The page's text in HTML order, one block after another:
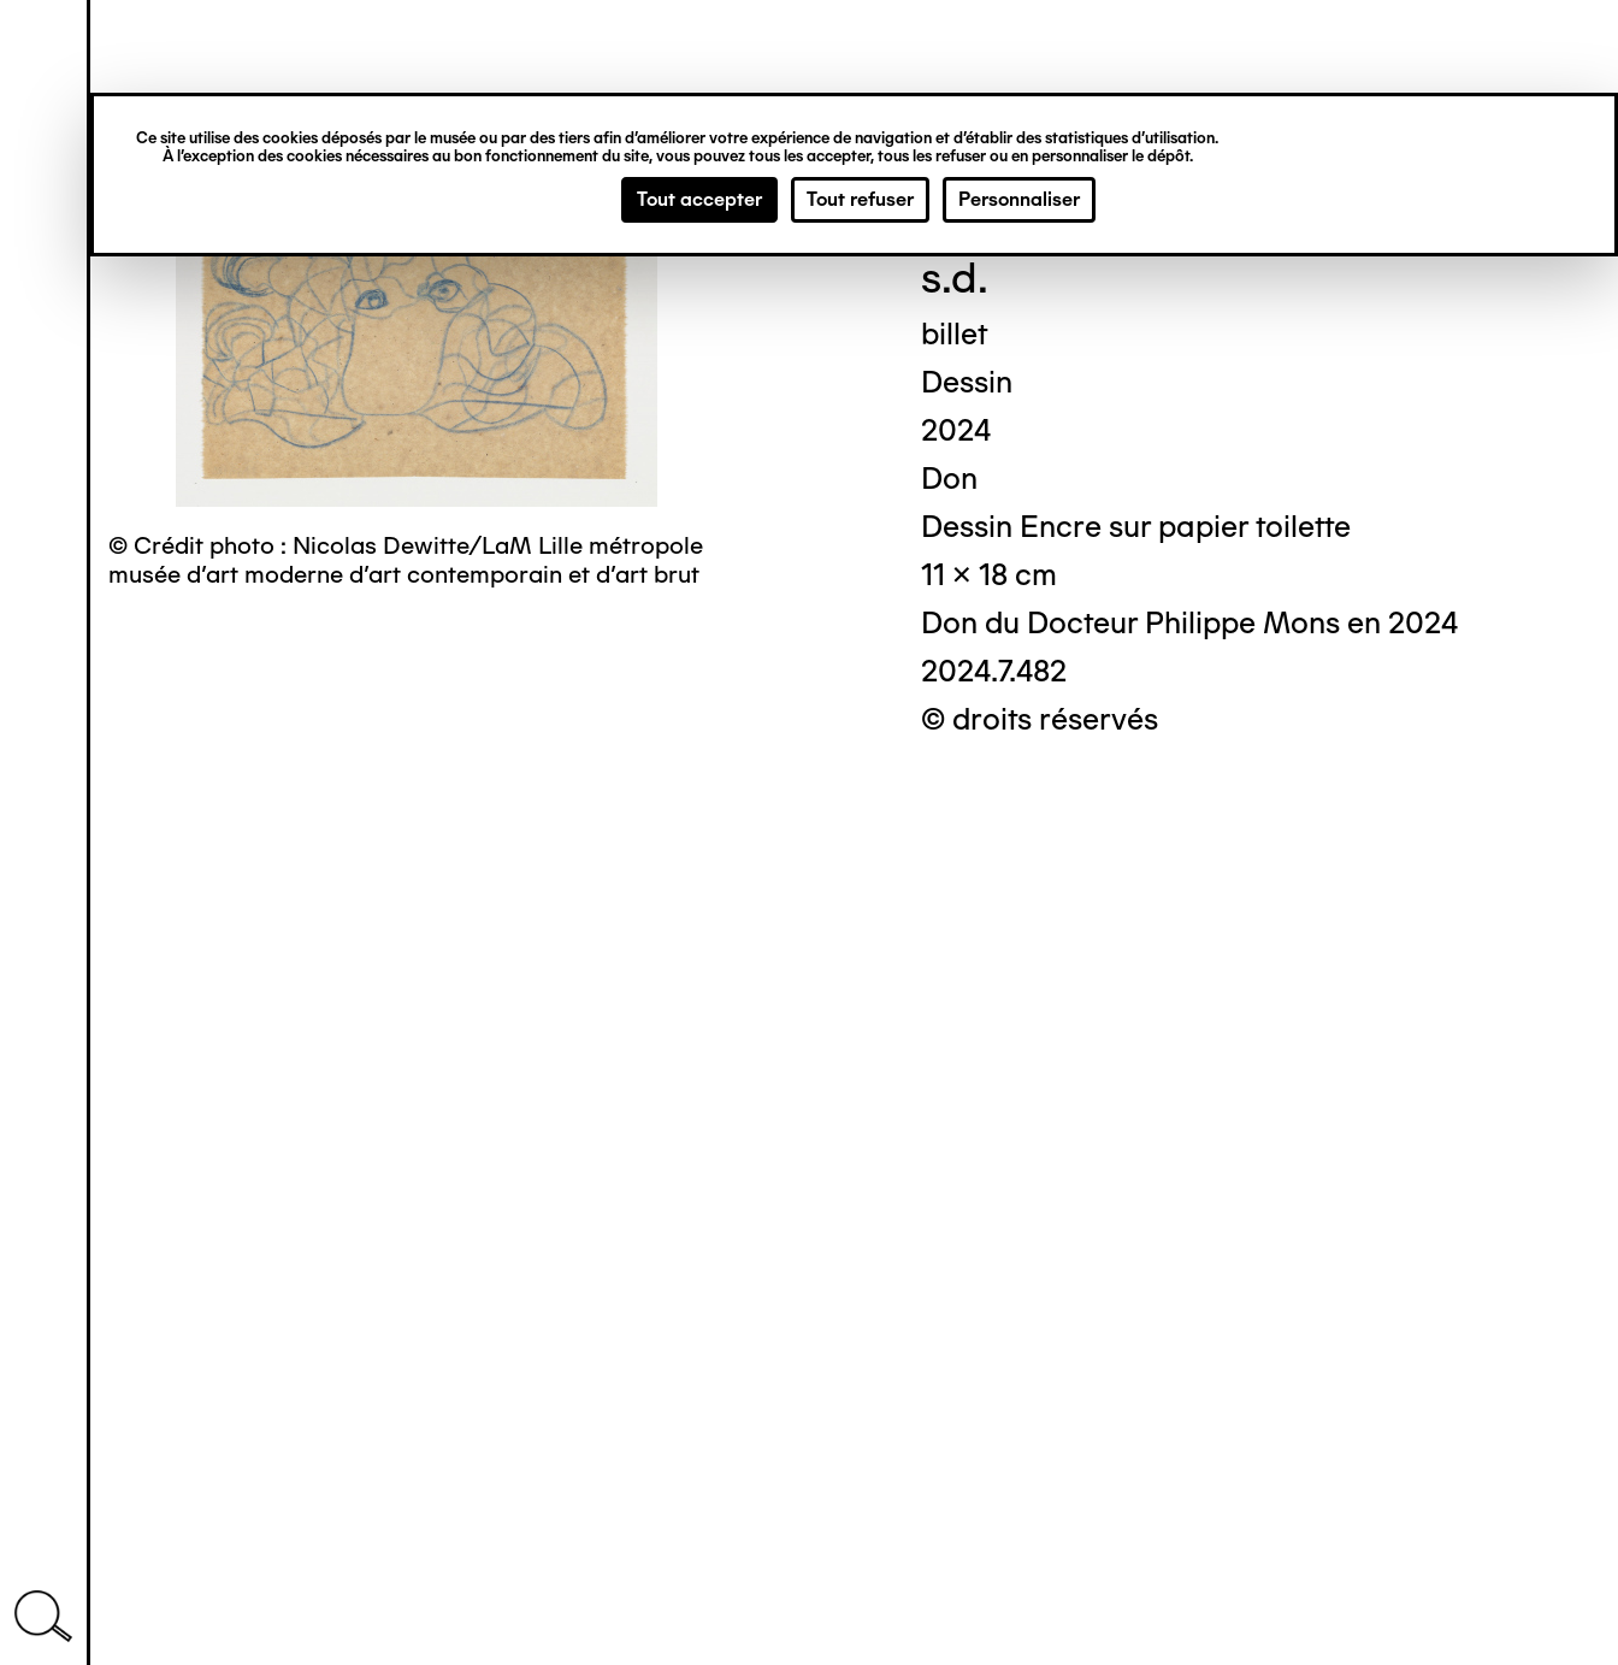
Ce site utilise des cookies déposés par le musée ou par des tiers afin d’améliorer votre expérience de navigation et d’établir des statistiques d’utilisation.
À l’exception des cookies nécessaires au bon fonctionnement du site, vous pouvez tous les accepter, tous les refuser ou en personnaliser le dépôt.
Tout accepter Tout refuser Personnaliser
principal
verticale
© Crédit photo : Nicolas Dewitte/LaM Lille métropole
musée d’art moderne d’art contemporain et d’art brut
Georgine HU
s.d.
billet
Dessin
2024
Don
Dessin Encre sur papier toilette
11 x 18 cm
Don du Docteur Philippe Mons en 2024
2024.7.482
© droits réservés